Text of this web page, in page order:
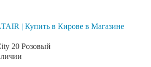
| Купить в Кирове в Магазине
20 Розовый